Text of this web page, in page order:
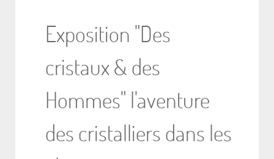
Exposition "Des
cristaux & des
Hommes" l'aventure
des cristalliers dans les